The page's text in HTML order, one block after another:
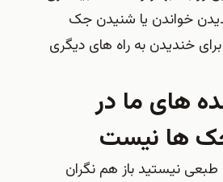
خواندن یا شنیدن جک
خندیدن به راه های دیگری
های ما در
ها نیست
نیستید باز هم نگران